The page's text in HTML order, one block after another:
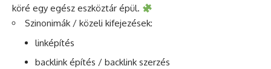
köré egy egész eszköztár épül.
Szinonimák / közeli kifejezések:
linképítés
backlink építés / backlink szerzés